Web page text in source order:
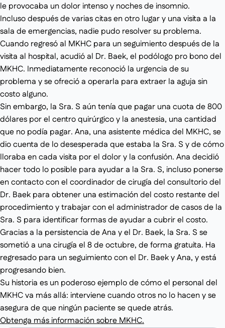
le provocaba un dolor intenso y noches de insomnio.
Incluso después de varias citas en otro lugar y una visita a la
sala de emergencias, nadie pudo resolver su problema.
Cuando regresó al MKHC para un seguimiento después de la
visita al hospital, acudió al Dr. Baek, el podólogo pro bono del
MKHC. Inmediatamente reconoció la urgencia de su
problema y se ofreció a operarla para extraer la aguja sin
costo alguno.
Sin embargo, la Sra. S aún tenía que pagar una cuota de 800
dólares por el centro quirúrgico y la anestesia, una cantidad
que no podía pagar. Ana, una asistente médica del MKHC, se
dio cuenta de lo desesperada que estaba la Sra. S y de cómo
lloraba en cada visita por el dolor y la confusión. Ana decidió
hacer todo lo posible para ayudar a la Sra. S, incluso ponerse
en contacto con el coordinador de cirugía del consultorio del
Dr. Baek para obtener una estimación del costo restante del
procedimiento y trabajar con el administrador de casos de la
Sra. S para identificar formas de ayudar a cubrir el costo.
Gracias a la persistencia de Ana y el Dr. Baek, la Sra. S se
sometió a una cirugía el 8 de octubre, de forma gratuita. Ha
regresado para un seguimiento con el Dr. Baek y Ana, y está
progresando bien.
Su historia es un poderoso ejemplo de cómo el personal del
MKHC va más allá: interviene cuando otros no lo hacen y se
asegura de que ningún paciente se quede atrás.
Obtenga más información sobre MKHC.